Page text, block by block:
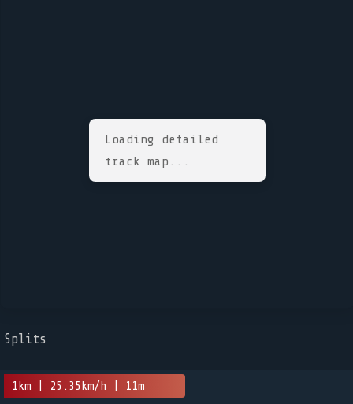
Loading detailed
track map...
Splits
1km | 25.35km/h | 11m